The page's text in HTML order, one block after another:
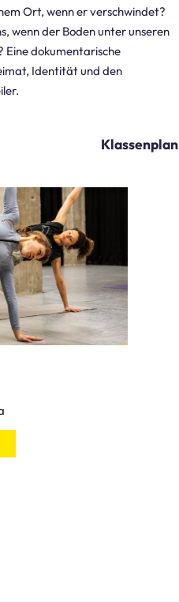
Ort, wenn er verschwindet?
wenn der Boden unter unseren
Eine dokumentarische
Identität und den
Klassenplan